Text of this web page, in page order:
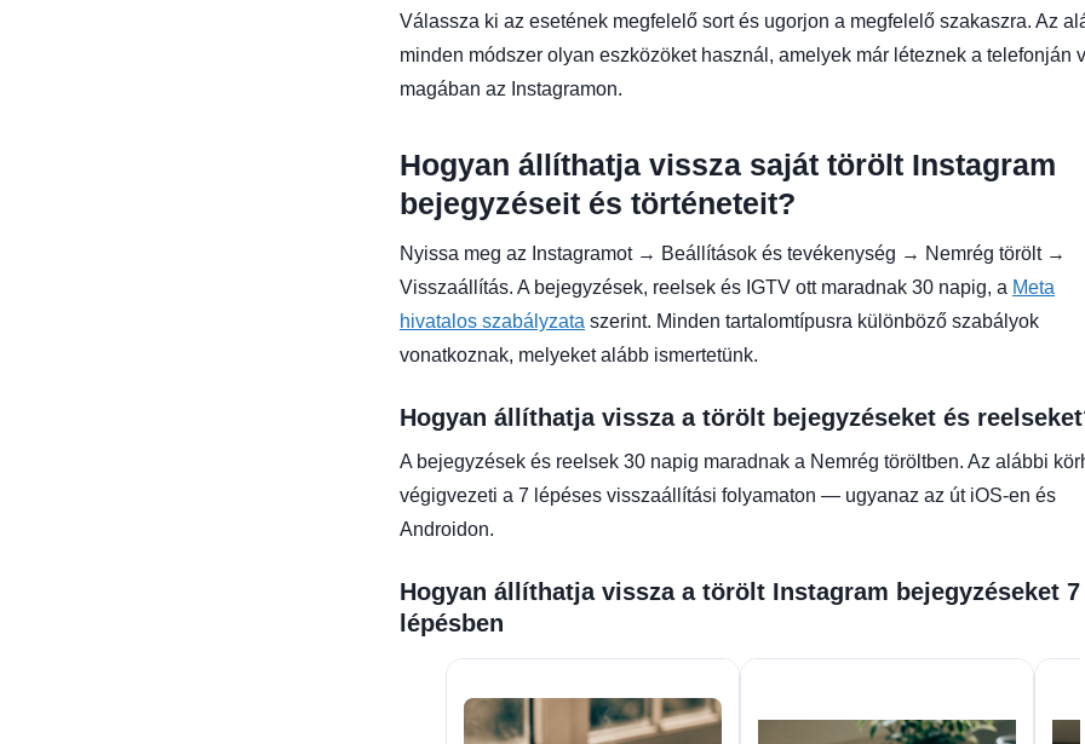
Válassza ki az esetének megfelelő sort és ugorjon a megfelelő szakaszra. Az
minden módszer olyan eszközöket használ, amelyek már léteznek a telefonján
magában az Instagramon.
Hogyan állíthatja vissza saját törölt Instagram
bejegyzéseit és történeteit?
Nyissa meg az Instagramot → Beállítások és tevékenység → Nemrég törölt →
Visszaállítás. A bejegyzések, reelsek és IGTV ott maradnak 30 napig, a Meta
hivatalos szabályzata szerint. Minden tartalomtípusra különböző szabályok
vonatkoznak, melyeket alább ismertetünk.
Hogyan állíthatja vissza a törölt bejegyzéseket és
A bejegyzések és reelsek 30 napig maradnak a Nemrég töröltben. Az alábbi
végigvezeti a 7 lépéses visszaállítási folyamaton — ugyanaz az út iOS-en és
Androidon.
Hogyan állíthatja vissza a törölt Instagram bejegyzéseket 7
lépésben